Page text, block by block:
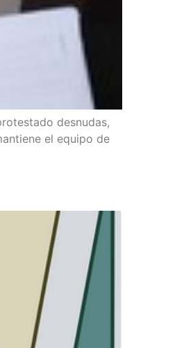
des­nu­das,
el equi­po de